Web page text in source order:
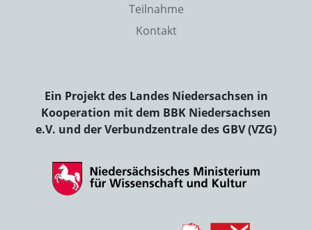
Teilnahme
Kontakt
Ein Projekt des Landes Niedersachsen in
Kooperation mit dem BBK Niedersachsen
e.V. und der Verbundzentrale des GBV (VZG)